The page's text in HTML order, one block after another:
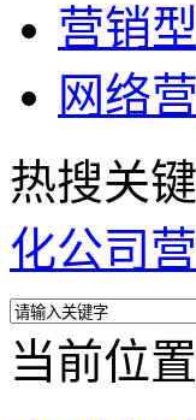
营销
网络
热搜关键
化公司
当前位置